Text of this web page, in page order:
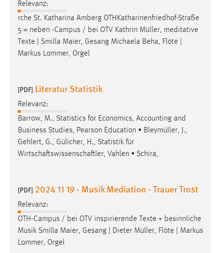
Relevanz:
rche St. Katharina Amberg OTHKatharinenfriedhof-Straße
5 = neben -Campus / bei OTV Kathrin Müller, meditative
Texte | Smilla Maier, Gesang Michaela Beha, Flöte |
Markus Lommer, Orgel
[PDF] Literatur Statistik
Relevanz:
Barrow, M., Statistics for Economics, Accounting and
Business Studies, Pearson Education • Bleymüller, J.,
Gehlert, G., Gülicher, H., Statistik für
Wirtschaftswissenschaftler, Vahlen • Schira,
[PDF] 2024 11 19 - Musik Mediation - Trauer Trost
Relevanz:
OTH-Campus / bei OTV inspirierende Texte + besinnliche
Musik Smilla Maier, Gesang | Dieter Müller, Flöte | Markus
Lommer, Orgel